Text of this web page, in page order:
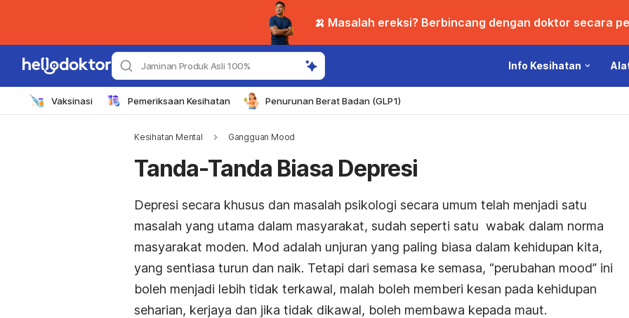
🍌 Masalah ereksi? Berbincang dengan doktor secara
Jaminan Produk Asli 100% Info Kesihatan
Vaksinasi Pemeriksaan Kesihatan Penurunan Berat Badan (GLP1)
Kesihatan Mental Gangguan Mood
Tanda-Tanda Biasa Depresi
Depresi secara khusus dan masalah psikologi secara umum telah menjadi satu
masalah yang utama dalam masyarakat, sudah seperti satu wabak dalam norma
masyarakat moden. Mod adalah unjuran yang paling biasa dalam kehidupan kita,
yang sentiasa turun dan naik. Tetapi dari semasa ke semasa, “perubahan mood” ini
boleh menjadi lebih tidak terkawal, malah boleh memberi kesan pada kehidupan
seharian, kerjaya dan jika tidak dikawal, boleh membawa kepada maut.